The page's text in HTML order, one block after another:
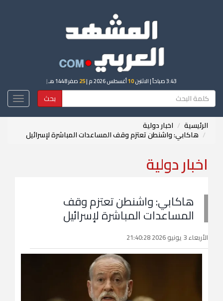
3:43 صباحاً | الاثنين10أغسطس 2026 م | 25 صفر 1448 هـ |
بحث
الرئيسية اخبار دولية
هاكابي: واشنطن تعتزم وقف المساعدات المباشرة لإسرائيل
اخبار دولية
هاكابي: واشنطن تعتزم وقف
المساعدات المباشرة لإسرائيل
الأربعاء 3 يونيو 2026 21:40:28